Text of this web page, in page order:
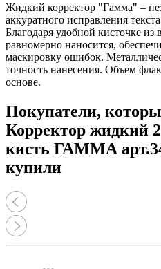
Жидкий корректор "Гамма" –
аккуратного исправления
Благодаря удобной кисточке из
равномерно наносится,
маскировку ошибок.
точность нанесения. Объем
основе.
Покупатели,
Корректор жидкий
кисть ГАММА
купили